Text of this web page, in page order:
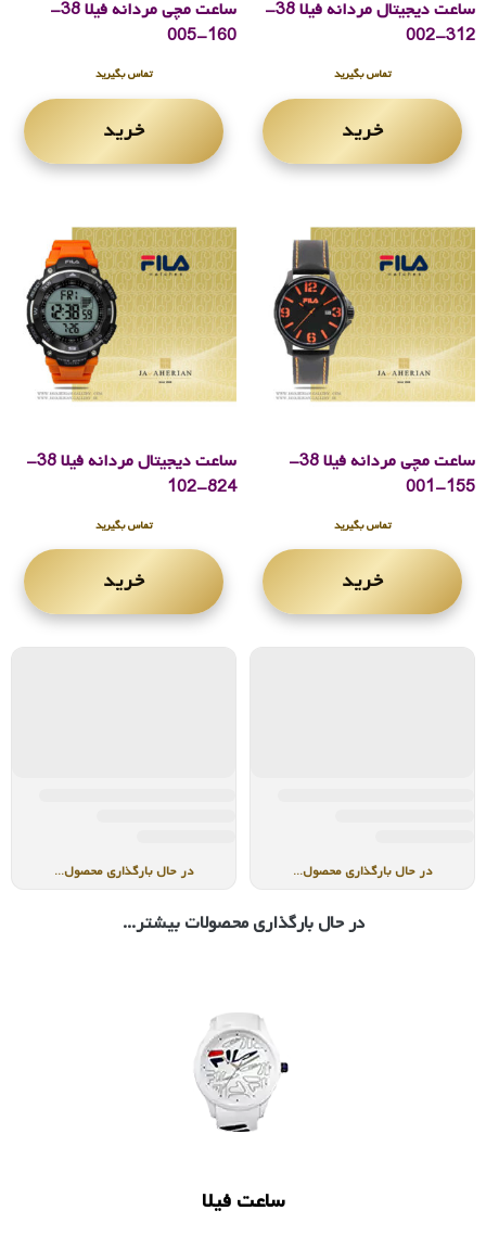
ساعت دیجیتال مردانه فیلا 38-
312-002
تماس بگیرید
خرید
ساعت مچی مردانه فیلا 38-
160-005
تماس بگیرید
خرید
ساعت مچی مردانه فیلا 38-
155-001
تماس بگیرید
خرید
ساعت دیجیتال مردانه فیلا 38-
824-102
تماس بگیرید
خرید
در حال بارگذاری محصول... در حال بارگذاری محصول...
ساعت فیلا